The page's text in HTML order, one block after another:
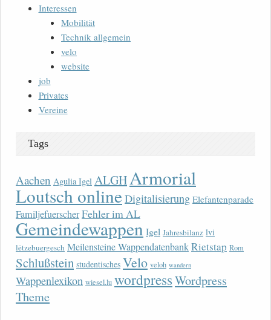
Interessen
Mobilität
Technik allgemein
velo
website
job
Privates
Vereine
Tags
Aachen Agulia Igel ALGH Armorial
Loutsch onlineDigitalisierung Elefantenparade
FamiljefuerscherFehler im AL
Gemeindewappen Igel Jahresbilanz lvi
lëtzebuergesch Meilensteine WappendatenbankRietstap Rom
Schlußstein studentisches Velo veloh wandern
Wappenlexikon wiesel.lu wordpressWordpress
Theme